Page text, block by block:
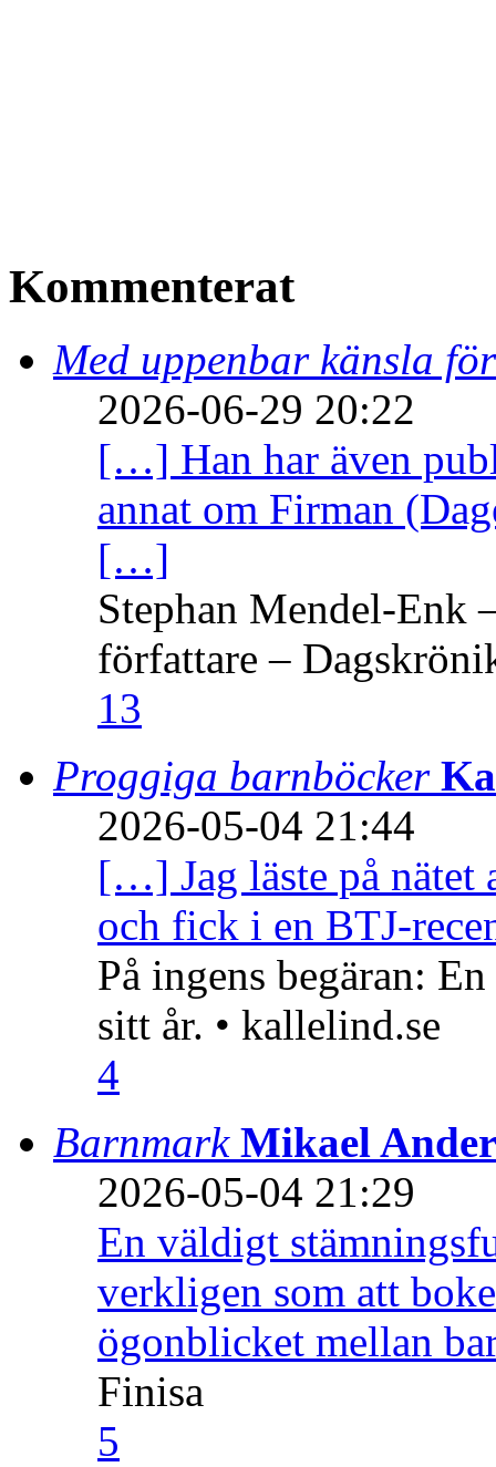
Kommenterat
Med uppenbar känsla
2026-06-29 20:22
[…] Han har även
annat om Firman
[…]
Stephan Mendel-Enk
författare –
13
Proggiga barnböcker
2026-05-04 21:44
[…] Jag läste på nätet
och fick i en BTJ-
På ingens begäran:
sitt år. • kallelind.se
4
Barnmark Mikael
2026-05-04 21:29
En väldigt
verkligen som att
ögonblicket mellan
Finisa
5